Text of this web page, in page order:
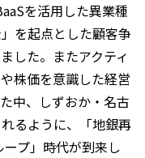
を活用した異業種
を起点とした顧客争
した。またアクティ
株価を意識した経営
中、しずおか・名古
るように、「地銀再
プ」時代が到来し